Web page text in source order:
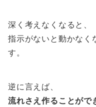
深く考えなくなると、
指示がないと動かなく
す。
逆に言えば、
流れさえ作ることがで